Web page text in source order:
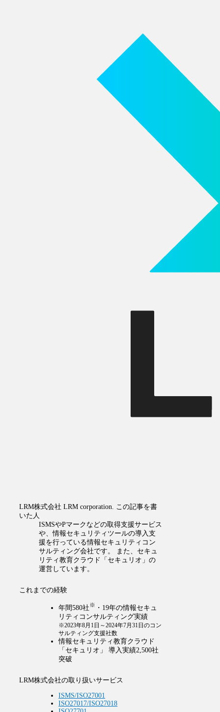
LRM株式会社 LRM corporation. この記事を書
いた人
ISMSやPマークなどの取得支援サービス
や、情報セキュリティツールの導入支
援を行っている情報セキュリティコン
サルティング会社です。 また、セキュ
リティ教育クラウド「セキュリオ」の
運営しています。
これまでの経験
年間580社※ ・19年の情報セキュ
リティコンサルティング実績
※2023年8月1日～2024年7月31日のコン
サルティング支援社数
情報セキュリティ教育クラウド
「セキュリオ」 導入実績2,500社
突破
LRM株式会社の取り扱いサービス
ISMS/ISO27001
ISO27017/ISO27018